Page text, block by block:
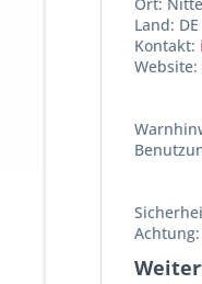
Land: DE
Kontakt:
Website: